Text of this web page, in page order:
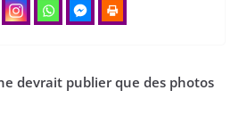
devrait publier que des photos